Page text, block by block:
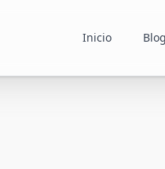
Inicio Blog